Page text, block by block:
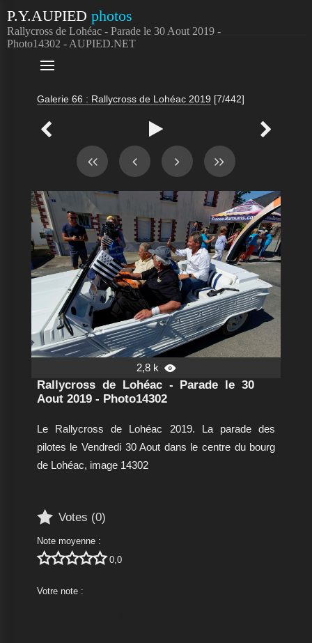
P.Y.AUPIED photos
Rallycross de Lohéac - Parade le 30 Aout 2019 -
Photo14302 - AUPIED.NET

Galerie 66 : Rallycross de Lohéac 2019 [7/442]
  
2,8 k 
Rallycross de Lohéac - Parade le 30
Aout 2019 - Photo14302
Le Rallycross de Lohéac 2019. La parade des
pilotes le Vendredi 30 Aout dans le centre du bourg
de Lohéac, image 14302
 Votes (0)
Note moyenne :
 0,0
Votre note :